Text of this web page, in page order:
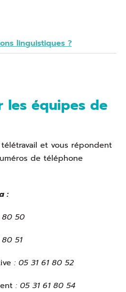
linguistiques ?
les équipes de
et vous répondent
de téléphone
:
80 50
51
: 05 31 61 80 52
: 05 31 61 80 54